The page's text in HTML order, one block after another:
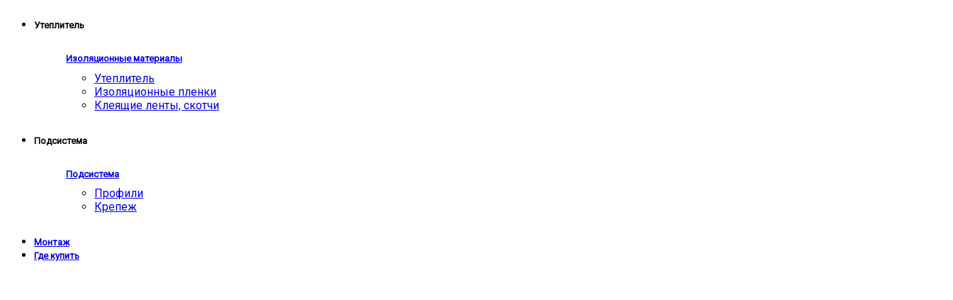
Утеплитель
Изоляционные материалы
Утеплитель
Изоляционные пленки
Клеящие ленты, скотчи
Подсистема
Подсистема
Профили
Крепеж
Монтаж
Где купить